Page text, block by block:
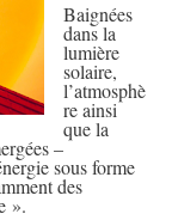
Baignées
dans la
lumière
solaire,
l’atmosphè
re ainsi
que la
–
sous forme
des
».